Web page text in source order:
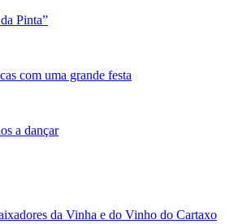
Pinta”
com uma grande festa
a dançar
da Vinha e do Vinho do Cartaxo